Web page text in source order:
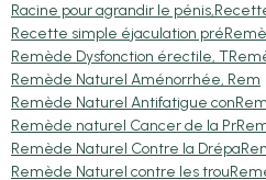
Racine pour agrandir le pénis,
Recette simple éjaculation pré
Remède Dysfonction érectile, T
Remède Naturel Aménorrhée, Rem
Remède Naturel Antifatigue con
Remède naturel Cancer de la Pr
Remède Naturel Contre la Drépa
Remède Naturel contre les trou